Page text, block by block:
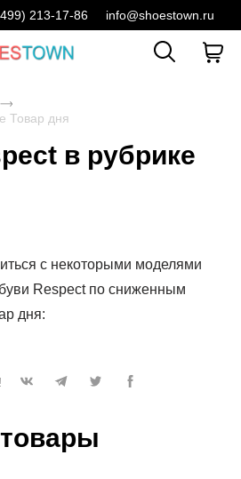
213-17-86 info@shoestown.ru
Товар дня
в рубрике
с некоторыми моделями
Respect по сниженным
дня: